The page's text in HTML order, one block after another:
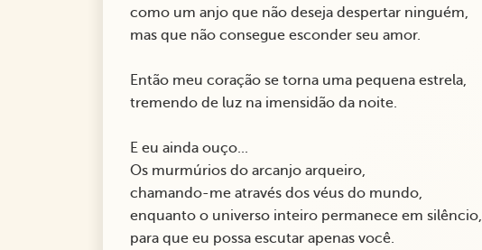
como um anjo que não deseja despertar ninguém,
mas que não consegue esconder seu amor.
Então meu coração se torna uma pequena estrela,
tremendo de luz na imensidão da noite.
E eu ainda ouço...
Os murmúrios do arcanjo arqueiro,
chamando-me através dos véus do mundo,
enquanto o universo inteiro permanece em silêncio,
para que eu possa escutar apenas você.